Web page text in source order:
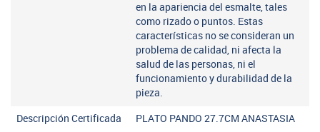
en la apariencia del esmalte, tales
como rizado o puntos. Estas
características no se consideran un
problema de calidad, ni afecta la
salud de las personas, ni el
funcionamiento y durabilidad de la
pieza.
Descripción Certificada PLATO PANDO 27.7CM ANASTASIA